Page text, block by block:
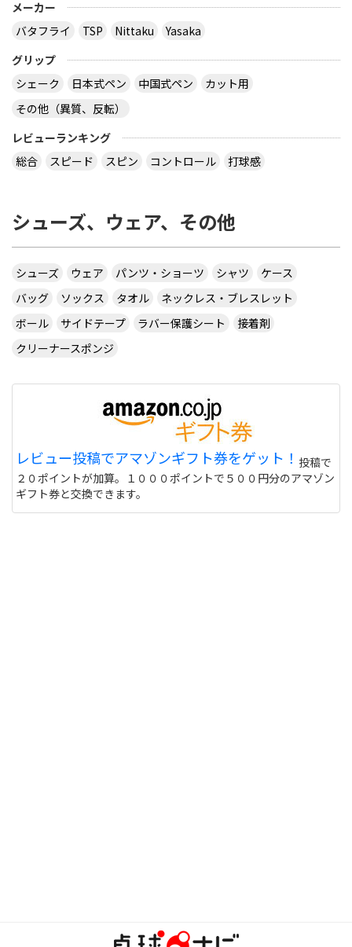
メーカー
バタフライ
TSP Nittaku
Yasaka
グリップ
シェーク
日本式ペン 中国式ペン
カット用
その他（異質、反転）
レビューランキング
総合
スピード スピン コントロール 打球感
シューズ、ウェア、その他
シューズ ウェア パンツ・ショーツ シャツ
ケース
バッグ
ソックス タオル
ネックレス・ブレスレット
ボール
サイドテープ ラバー保護シート
接着剤
クリーナースポンジ
レビュー投稿でアマゾンギフト券をゲット！ 投稿で
２０ポイントが加算。１０００ポイントで５００円分のアマゾン
ギフト券と交換できます。